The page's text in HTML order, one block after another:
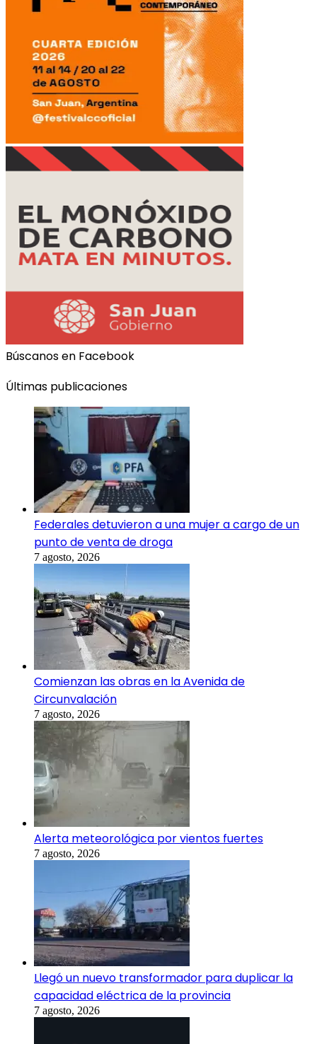
Búscanos en Facebook
Últimas publicaciones
Federales detuvieron a una mujer a cargo de un
punto de venta de droga
7 agosto, 2026
Comienzan las obras en la Avenida de
Circunvalación
7 agosto, 2026
Alerta meteorológica por vientos fuertes
7 agosto, 2026
Llegó un nuevo transformador para duplicar la
capacidad eléctrica de la provincia
7 agosto, 2026